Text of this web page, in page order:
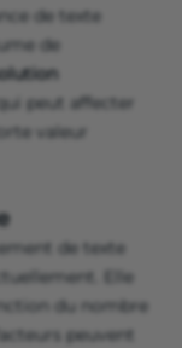
de texte
de
peut affecter
valeur
de texte
Elle
du nombre
peuvent